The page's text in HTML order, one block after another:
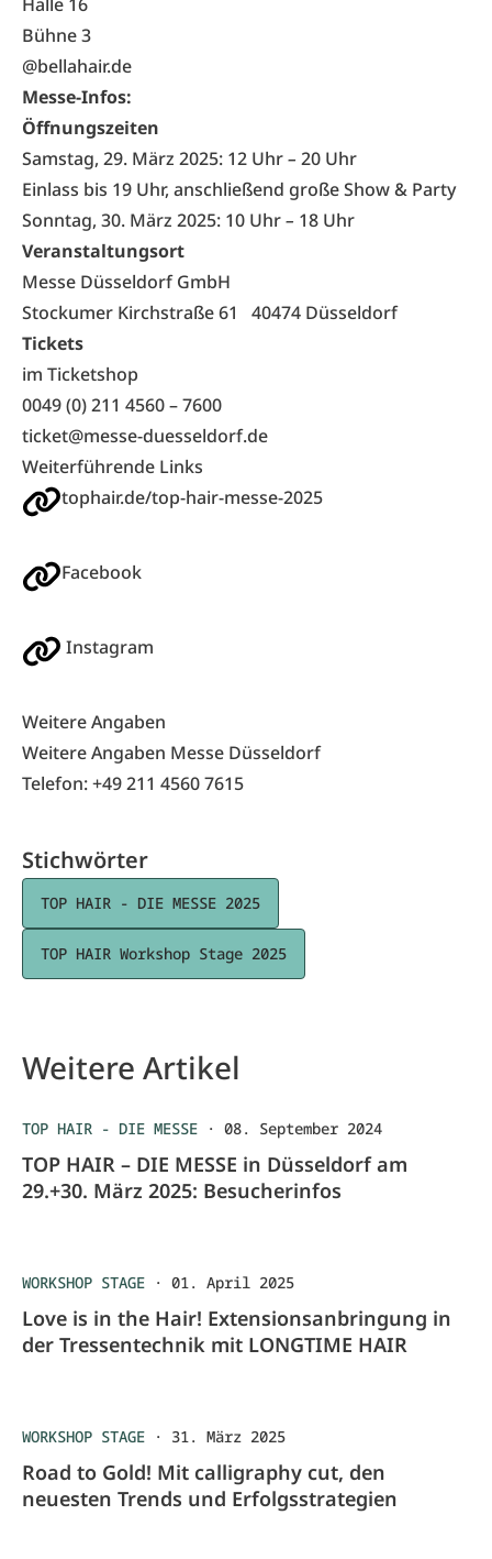
Bühne 3
@bellahair.de
Messe-Infos:
Öffnungszeiten
Samstag, 29. März 2025: 12 Uhr– 20 Uhr
Einlass bis 19 Uhr, anschließend große Show & Party
Sonntag, 30. März 2025: 10 Uhr– 18 Uhr
Veranstaltungsort
Messe Düsseldorf GmbH
Stockumer Kirchstraße 61 40474 Düsseldorf
Tickets
im Ticketshop
0049 (0) 211 4560 – 7600
ticket@messe-duesseldorf.de
Weiterführende Links
tophair.de/top-hair-messe-2025
Facebook
Instagram
Weitere Angaben
Weitere Angaben Messe Düsseldorf
Telefon: +49 211 4560 7615
Stichwörter
TOP HAIR - DIE MESSE 2025
TOP HAIR Workshop Stage 2025
Weitere Artikel
TOP HAIR - DIE MESSE · 08. September 2024
TOP HAIR – DIE MESSE in Düsseldorf am
29.+30. März 2025: Besucherinfos
WORKSHOP STAGE · 01. April 2025
Love is in the Hair! Extensionsanbringung in
der Tressentechnik mit LONGTIME HAIR
WORKSHOP STAGE · 31. März 2025
Road to Gold! Mit calligraphy cut, den
neuesten Trends und Erfolgsstrategien